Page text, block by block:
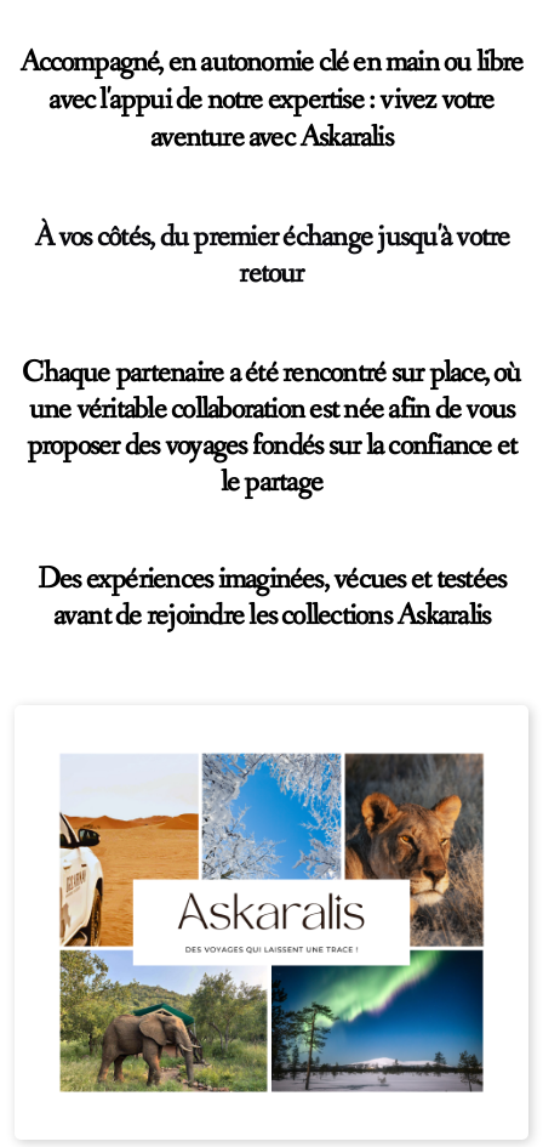
Accompagné, en autonomie clé en main ou libre
avec l'appui de notre expertise : vivez votre
aventure avec Askaralis
À vos côtés, du premier échange jusqu'à votre
retour
Chaque partenaire a été rencontré sur place, où
une véritable collaboration est née afin de vous
proposer des voyages fondés sur la confiance et
le partage
Des expériencesimaginées, vécues et testées
avant de rejoindre les collections Askaralis